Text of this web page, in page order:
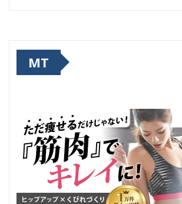
MT